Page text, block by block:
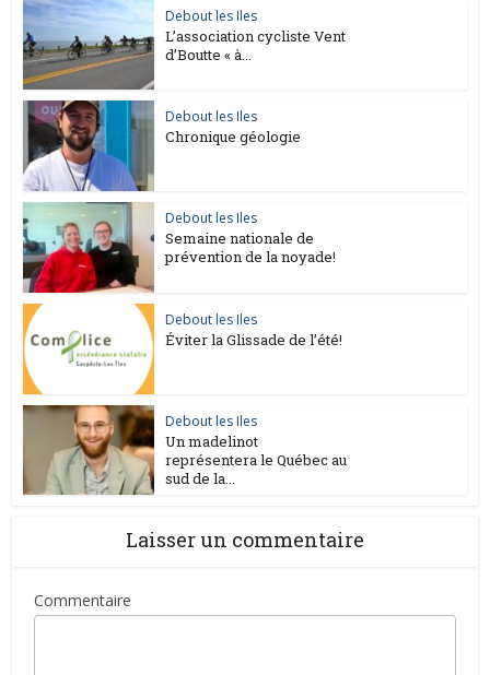
Debout les Iles
L’association cycliste Vent
d’Boutte « à...
Debout les Iles
Chronique géologie
Debout les Iles
Semaine nationale de
prévention de la noyade!
Debout les Iles
Éviter la Glissade de l’été!
Debout les Iles
Un madelinot
représentera le Québec au
sud de la...
Laisser un commentaire
Commentaire